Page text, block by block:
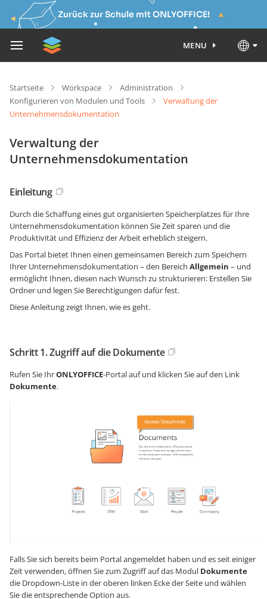
Zurück zur Schule mit ONLYOFFICE!
MENU
Startseite Workspace
Administration
Konfigurieren von Modulen und Tools
Verwaltung der
Unternehmensdokumentation
Verwaltung der
Unternehmensdokumentation
Einleitung
Durch die Schaffung eines gut organisierten Speicherplatzes für Ihre
Unternehmensdokumentation können Sie Zeit sparen und die
Produktivität und Effizienz der Arbeit erheblich steigern.
Das Portal bietet Ihnen einen gemeinsamen Bereich zum Speichern
Ihrer Unternehmensdokumentation – den Bereich Allgemein – und
ermöglicht Ihnen, diesen nach Wunsch zu strukturieren: Erstellen Sie
Ordner und legen Sie Berechtigungen dafür fest.
Diese Anleitung zeigt Ihnen, wie es geht.
Schritt 1. Zugriff auf die Dokumente
Rufen Sie IhrONLYOFFICE-Portal auf und klicken Sie auf den Link
Dokumente.
Falls Sie sich bereits beim Portal angemeldet haben und es seit einiger
Zeit verwenden, öffnen Sie zum Zugriff auf das Modul Dokumente
die Dropdown-Liste in der oberen linken Ecke der Seite und wählen
Sie die entsprechende Option aus.